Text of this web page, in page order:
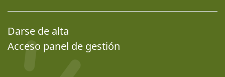
Darse de alta
Acceso panel de gestión